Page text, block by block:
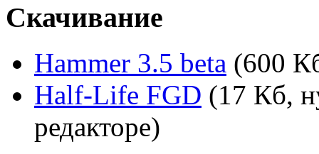
Скачивание
Hammer 3.5 beta (600
Half-Life FGD (17 Кб,
редакторе)